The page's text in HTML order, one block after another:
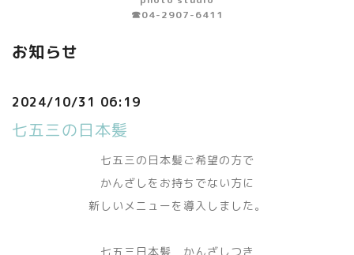
☎︎04-2907-6411
お知らせ
2024/10/31 06:19
七五三の日本髪
七五三の日本髪ご希望の方で
かんざしをお持ちでない方に
新しいメニューを導入しました。
七五三日本髪 かんざしつき